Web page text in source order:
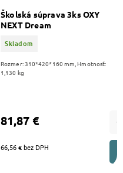
DO KOŠÍKA
Školská súprava 3ks OXY
NEXT Dream
Skladom
66,56 € bez DPH
81,87 €
Rozmer: 310*420*160 mm, Hmotnosť:
1,130 kg